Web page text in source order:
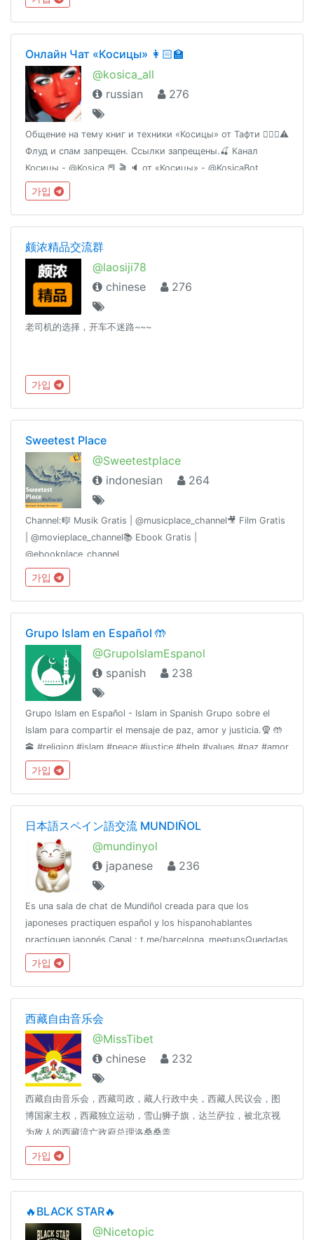
Онлайн Чат «Косицы» 👩🏻‍🏫
@kosica_all
russian
276
Общение на тему книг и техники «Косицы» от Тафти 🙎🏻‍♀️⚠️
Флуд и спам запрещен. Ссылки запрещены.🍒 Канал
Косицы - @Kosica 📕 🎬 🔈 от «Косицы» - @KosicaBot
가입
颇浓精品交流群
@laosiji78
chinese
276
老司机的选择，开车不迷路~~~
가입
Sweetest Place
@Sweetestplace
indonesian
264
Channel:🎼 Musik Gratis | @musicplace_channel🎥 Film Gratis
| @movieplace_channel📚 Ebook Gratis |
@ebookplace_channel
가입
Grupo Islam en Español 🤲
@GrupoIslamEspanol
spanish
238
Grupo Islam en Español - Islam in Spanish Grupo sobre el
Islam para compartir el mensaje de paz, amor y justicia.🧕 🤲
🕋 #religion #islam #peace #justice #help #values #paz #amor
#love #spanish
가입
日本語スペイン語交流 MUNDIÑOL
@mundinyol
japanese
236
Es una sala de chat de Mundiñol creada para que los
japoneses practiquen español y los hispanohablantes
practiquen japonés.Canal : t.me/barcelona_meetupsQuedadas
de Mundiñol : http://magradacatalunya.com/movil-chat-
info/index.html
가입
西藏自由音乐会
@MissTibet
chinese
232
西藏自由音乐会，西藏司政，藏人行政中央，西藏人民议会，图
博国家主权，西藏独立运动，雪山狮子旗，达兰萨拉，被北京视
为敌人的西藏流亡政府总理洛桑桑盖
가입
🔥BLACK STAR🔥
@Nicetopic